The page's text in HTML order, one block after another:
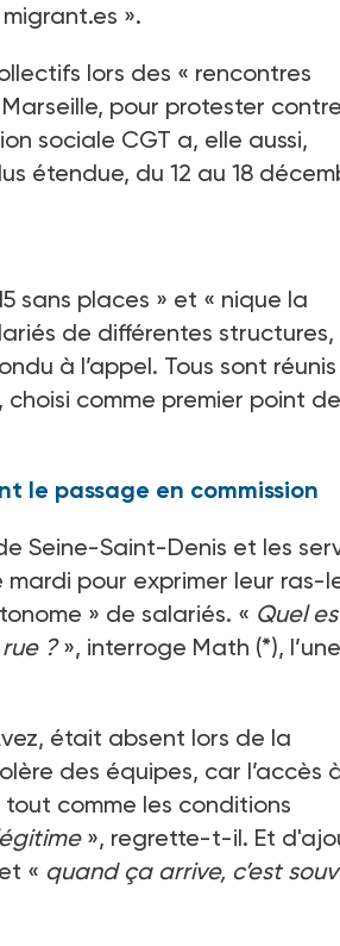
».
lors des « rencontres
pour protester
sociale CGT a, elle aussi,
étendue, du 12 au 18
sans places » et « nique la
de différentes structures,
à l’appel. Tous sont réunis
choisi comme premier point de
le passage en commission
Seine-Saint-Denis et les
pour exprimer leur ras-
» de salariés. « Quel
? », interroge Math (*),
était absent lors de la
des équipes, car l’accès
comme les conditions
», regrette-t-il. Et
« quand ça arrive, c’est